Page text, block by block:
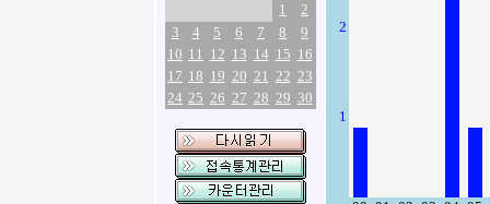
1
2
3
4 5 6 7 8
9
10 11 12 13 14 15 16
17 18 19 20 21 22 23
24 25 26 27 28 29 30
2
1